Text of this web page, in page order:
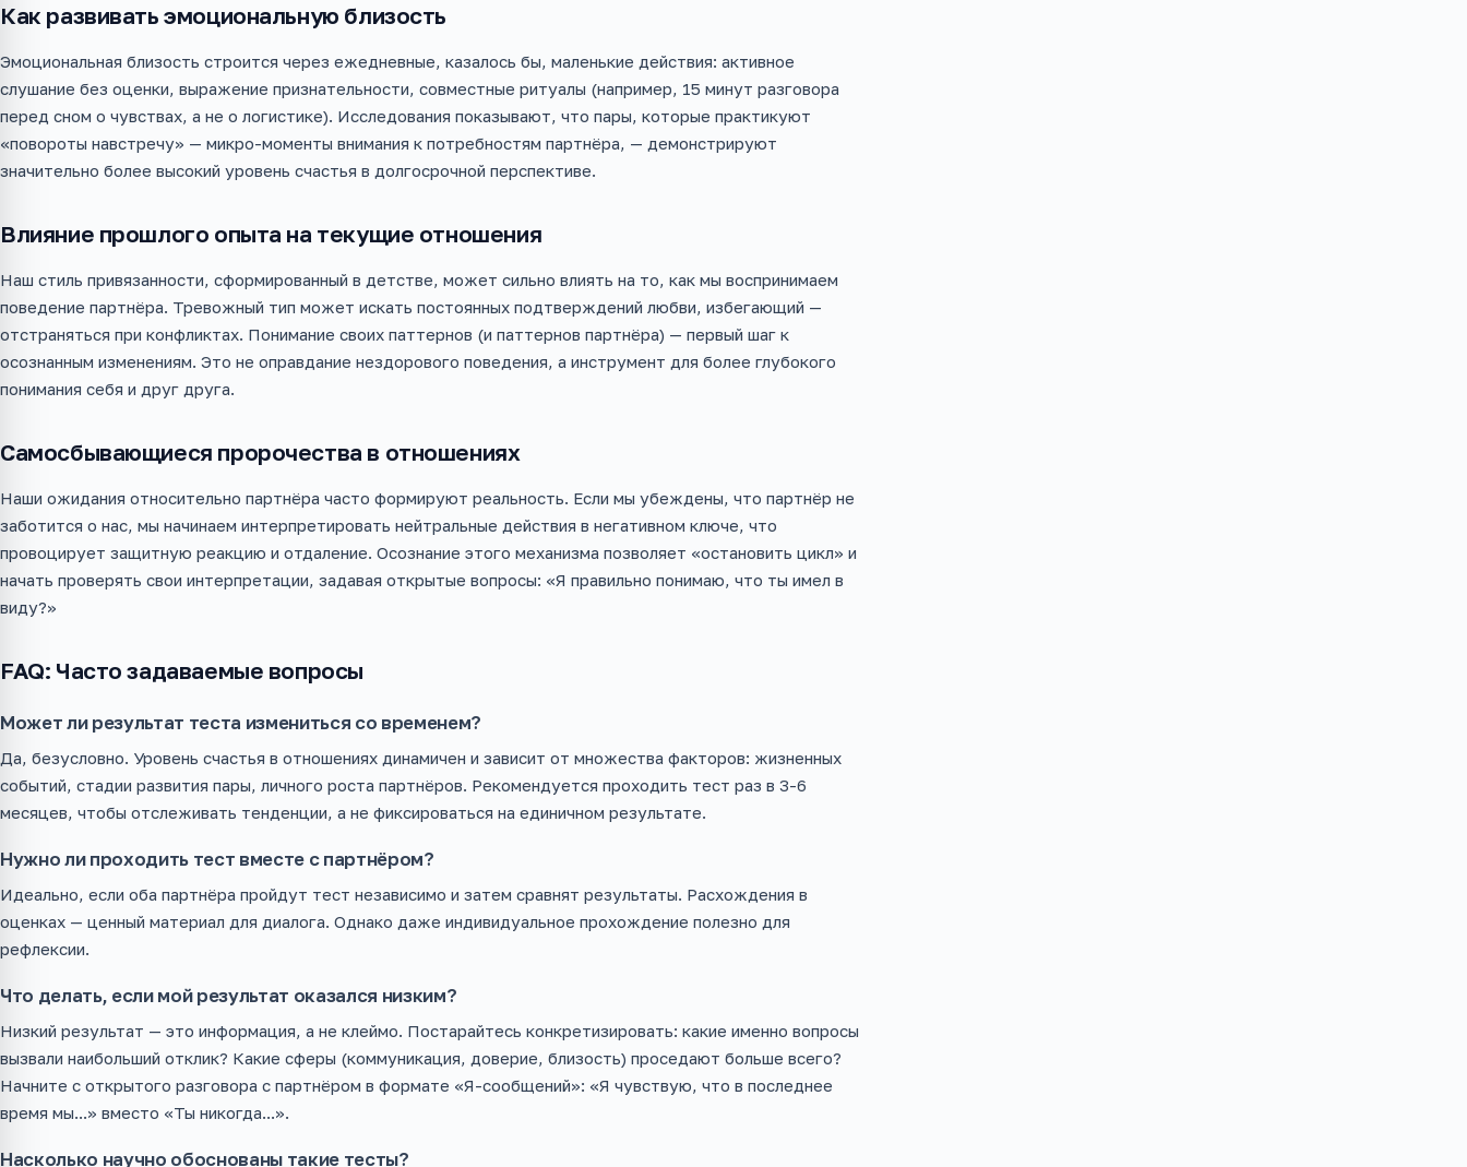
Как развивать эмоциональную близость
Эмоциональная близость строится через ежедневные, казалось бы, маленькие действия: активное
слушание без оценки, выражение признательности, совместные ритуалы (например, 15 минут разговора
перед сном о чувствах, а не о логистике). Исследования показывают, что пары, которые практикуют
«повороты навстречу» — микро-моменты внимания к потребностям партнёра, — демонстрируют
значительно более высокий уровень счастья в долгосрочной перспективе.
Влияние прошлого опыта на текущие отношения
Наш стиль привязанности, сформированный в детстве, может сильно влиять на то, как мы воспринимаем
поведение партнёра. Тревожный тип может искать постоянных подтверждений любви, избегающий —
отстраняться при конфликтах. Понимание своих паттернов (и паттернов партнёра) — первый шаг к
осознанным изменениям. Это не оправдание нездорового поведения, а инструмент для более глубокого
понимания себя и друг друга.
Самосбывающиеся пророчества в отношениях
Наши ожидания относительно партнёра часто формируют реальность. Если мы убеждены, что партнёр не
заботится о нас, мы начинаем интерпретировать нейтральные действия в негативном ключе, что
провоцирует защитную реакцию и отдаление. Осознание этого механизма позволяет «остановить цикл» и
начать проверять свои интерпретации, задавая открытые вопросы: «Я правильно понимаю, что ты имел в
виду?»
FAQ: Часто задаваемые вопросы
Может ли результат теста измениться со временем?
Да, безусловно. Уровень счастья в отношениях динамичен и зависит от множества факторов: жизненных
событий, стадии развития пары, личного роста партнёров. Рекомендуется проходить тест раз в 3-6
месяцев, чтобы отслеживать тенденции, а не фиксироваться на единичном результате.
Нужно ли проходить тест вместе с партнёром?
Идеально, если оба партнёра пройдут тест независимо и затем сравнят результаты. Расхождения в
оценках — ценный материал для диалога. Однако даже индивидуальное прохождение полезно для
рефлексии.
Что делать, если мой результат оказался низким?
Низкий результат — это информация, а не клеймо. Постарайтесь конкретизировать: какие именно вопросы
вызвали наибольший отклик? Какие сферы (коммуникация, доверие, близость) проседают больше всего?
Начните с открытого разговора с партнёром в формате «Я-сообщений»: «Я чувствую, что в последнее
время мы...» вместо «Ты никогда...».
Насколько научно обоснованы такие тесты?